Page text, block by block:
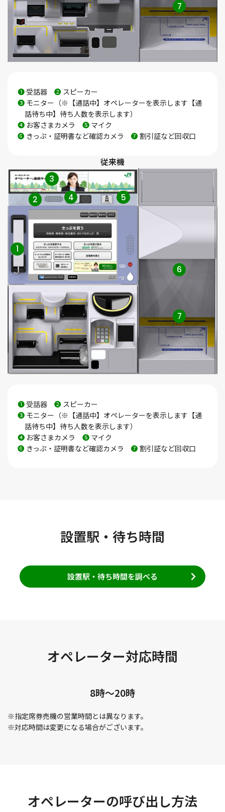
7
❶ 受話器 ❷ スピーカー
❸ モニター（※【通話中】オペレーターを表示します【通
話待ち中】待ち人数を表示します）
❹ お客さまカメラ ❺ マイク
❻ きっぷ・証明書など確認カメラ ❼ 割引証など回収口
従来機
1
2
3
4
5
6
7
❶ 受話器 ❷ スピーカー
❸ モニター（※【通話中】オペレーターを表示します【通
話待ち中】待ち人数を表示します）
❹ お客さまカメラ ❺ マイク
❻ きっぷ・証明書など確認カメラ ❼ 割引証など回収口
設置駅・待ち時間
設置駅・待ち時間を調べる
オペレーター対応時間
8時～20時
※指定席券売機の営業時間とは異なります。
※対応時間は変更になる場合がございます。
オペレーターの呼び出し方法